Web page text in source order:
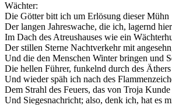
Wächter:
Die Götter bitt ich um Erlösung dieser Mühn
Der langen Jahreswache, die ich, lagernd hier
Im Dach des Atreushauses wie ein
Der stillen Sterne Nachtverkehr mit
Und die den Menschen Winter bringen und
Die hellen Führer, funkelnd durch des
Und wieder späh ich nach des
Dem Strahl des Feuers, das von Troja
Und Siegesnachricht; also, denk ich, hat es